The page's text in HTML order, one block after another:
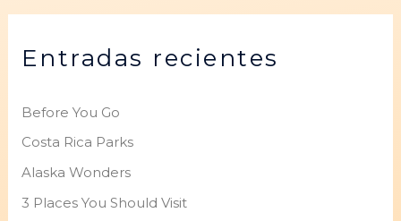
a
p
o
Entradas recientes
Before You Go
Costa Rica Parks
Alaska Wonders
3 Places You Should Visit